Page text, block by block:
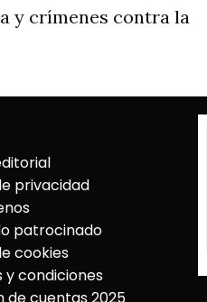
y crímenes contra la
privacidad
patrocinado
cookies
y condiciones